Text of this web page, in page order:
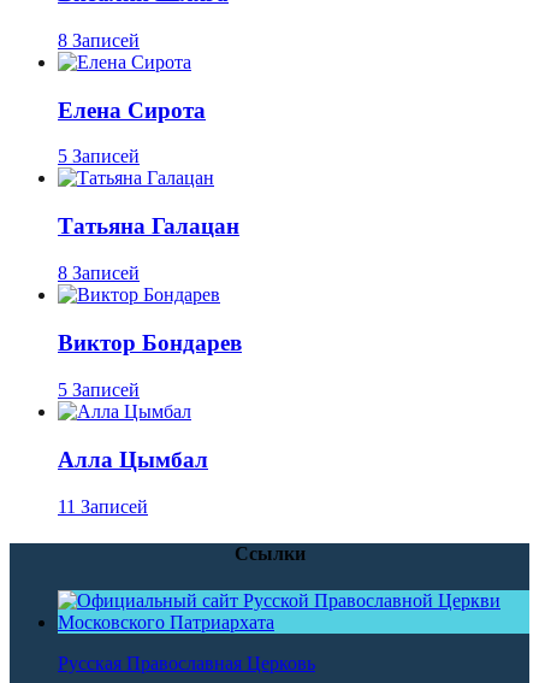
8 Записей
Елена Сирота
5 Записей
Татьяна Галацан
8 Записей
Виктор Бондарев
5 Записей
Алла Цымбал
11 Записей
Ссылки
Русская Православная Церковь